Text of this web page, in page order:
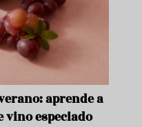
aprende a
especiado